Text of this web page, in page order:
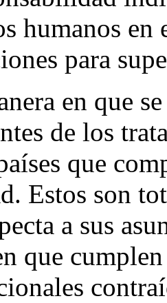
humanos
para
en que
de los
que
Estos son
a sus
que